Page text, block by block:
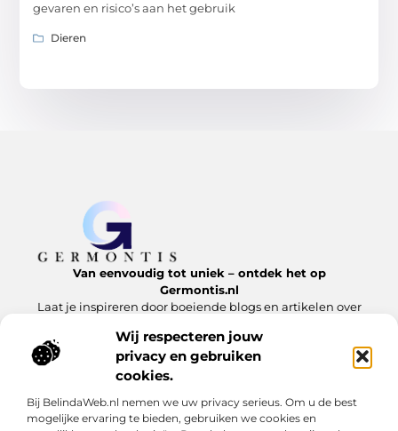
Wij respecteren jouw
privacy en gebruiken
cookies.
Bij BelindaWeb.nl nemen we uw privacy serieus. Om u de best
mogelijke ervaring te bieden, gebruiken we cookies en
gevaren en risico’s aan het gebruik
Dieren
Van eenvoudig tot uniek – ontdek het op
Germontis.nl
Laat je inspireren door boeiende blogs en artikelen over
Bericht categorie